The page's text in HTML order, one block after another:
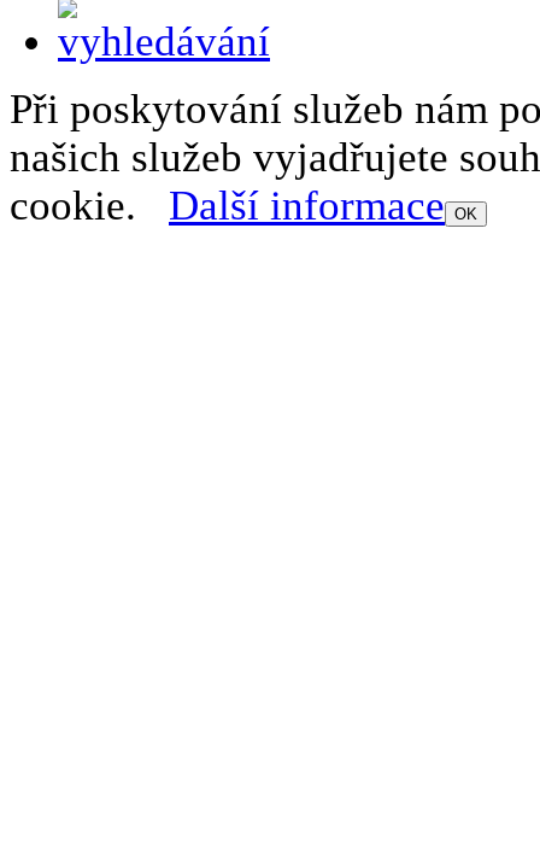
Při poskytování služeb nám
našich služeb vyjadřujete
cookie. Další informace